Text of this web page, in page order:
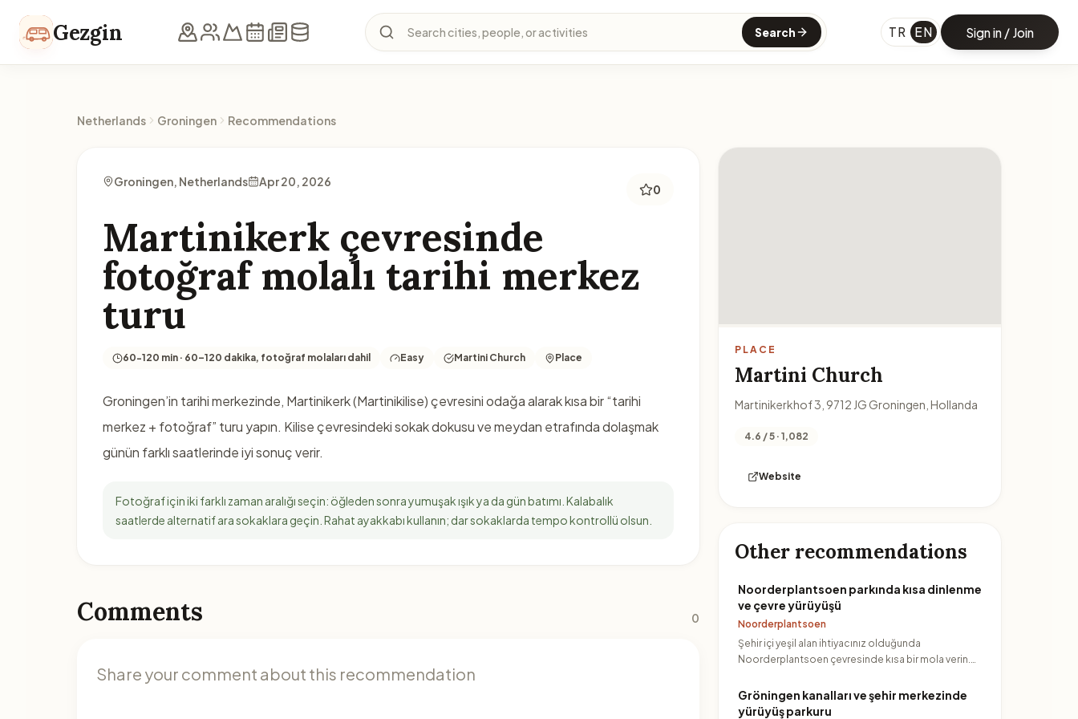
Gezgin Search cities, people, or activities Search TR EN Sign in / Join
Netherlands Groningen Recommendations
Groningen, Netherlands Apr 20, 2026
0
Martinikerk çevresinde
fotoğraf molalı tarihi merkez
turu
60-120 min · 60–120 dakika, fotoğraf molaları dahil Easy Martini Church Place
Groningen’in tarihi merkezinde, Martinikerk (Martinikilise) çevresini odağa alarak kısa bir “tarihi
merkez + fotoğraf” turu yapın. Kilise çevresindeki sokak dokusu ve meydan etrafında dolaşmak
günün farklı saatlerinde iyi sonuç verir.
Fotoğraf için iki farklı zaman aralığı seçin: öğleden sonra yumuşak ışık ya da gün batımı. Kalabalık
saatlerde alternatif ara sokaklara geçin. Rahat ayakkabı kullanın; dar sokaklarda tempo kontrollü olsun.
Comments 0
PLACE
Martini Church
Martinikerkhof 3, 9712 JG Groningen, Hollanda
4.6 / 5 · 1,082
Website
Other recommendations
Noorderplantsoen parkında kısa dinlenme
ve çevre yürüyüşü
Noorderplantsoen
Şehir içi yeşil alan ihtiyacınız olduğunda
Noorderplantsoen çevresinde kısa bir mola verin.
Gröningen kanalları ve şehir merkezinde
yürüyüş parkuru